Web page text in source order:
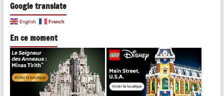
Google translate
English French
En ce moment